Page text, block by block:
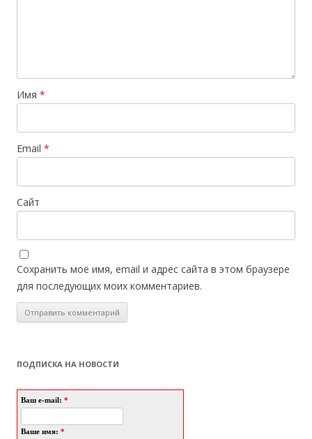
Имя *
Email *
Сайт
Сохранить моё имя, email и адрес сайта в этом браузере
для последующих моих комментариев.
ПОДПИСКА НА НОВОСТИ
Ваш e-mail: *
Ваше имя: *